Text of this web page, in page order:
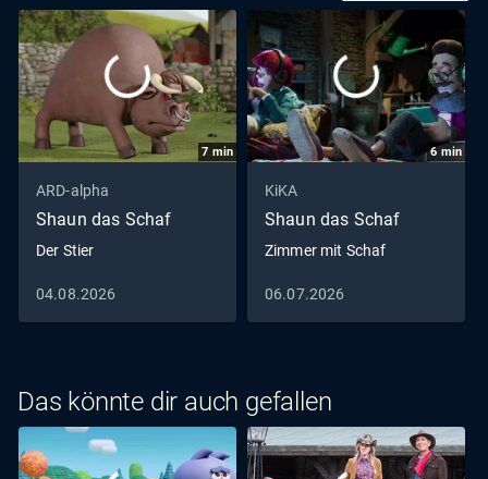
7 min
ARD-alpha
Shaun das Schaf
Der Stier
04.08.2026
6 min
KiKA
Shaun das Schaf
Zimmer mit Schaf
06.07.2026
Das könnte dir auch gefallen